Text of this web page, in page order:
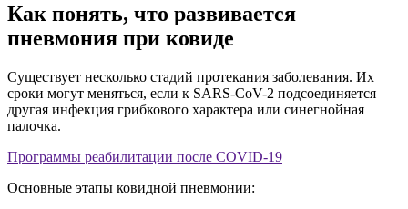
Как понять, что развивается
пневмония при ковиде
Существует несколько стадий протекания заболевания. Их
сроки могут меняться, если к SARS-CoV-2 подсоединяется
другая инфекция грибкового характера или синегнойная
палочка.
Программы реабилитации после COVID-19
Основные этапы ковидной пневмонии: